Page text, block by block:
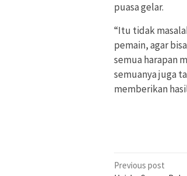
puasa gelar.
“Itu tidak
pemain, agar
semua harapan
semuanya juga
memberikan
Post
Previous post